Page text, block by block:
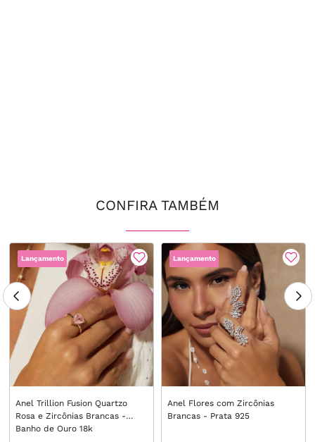
CONFIRA TAMBÉM
Lançamento
Anel Trillion Fusion Quartzo
Rosa e Zircônias Brancas -
Banho de Ouro 18k
Lançamento
Anel Flores com Zircônias
Brancas - Prata 925